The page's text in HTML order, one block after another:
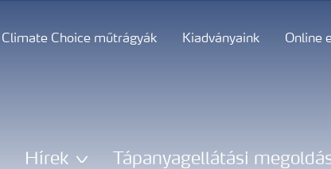
Climate Choice műtrágyák Kiadványaink Online
Hírek Tápanyagellátási